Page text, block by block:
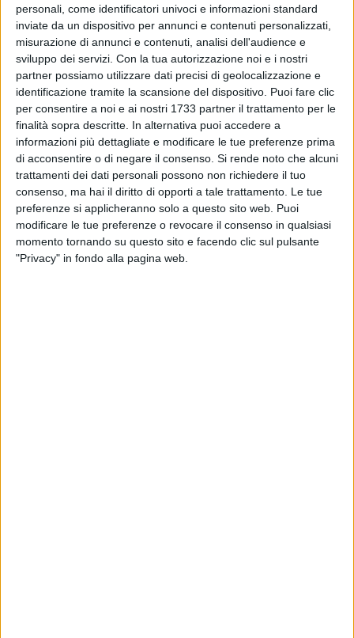
personali, come identificatori univoci e informazioni standard
inviate da un dispositivo per annunci e contenuti personalizzati,
misurazione di annunci e contenuti, analisi dell'audience e
sviluppo dei servizi. Con la tua autorizzazione noi e i nostri
partner possiamo utilizzare dati precisi di geolocalizzazione e
identificazione tramite la scansione del dispositivo. Puoi fare clic
per consentire a noi e ai nostri 1733 partner il trattamento per le
finalità sopra descritte. In alternativa puoi accedere a
informazioni più dettagliate e modificare le tue preferenze prima
di acconsentire o di negare il consenso. Si rende noto che alcuni
trattamenti dei dati personali possono non richiedere il tuo
consenso, ma hai il diritto di opporti a tale trattamento. Le tue
preferenze si applicheranno solo a questo sito web. Puoi
modificare le tue preferenze o revocare il consenso in qualsiasi
momento tornando su questo sito e facendo clic sul pulsante
"Privacy" in fondo alla pagina web.
Una grande festa dell'arte si terrà a Trani il 16 e 17 agosto
con l'Heart Festival, progetto di sostenibilità delle arti e degli
artisti emergenti promosso dal circolo Hastarci di Trani. Le
due serate ospiteranno una line up musicale di ottimo livello
con ospiti eccezionali che passeranno da Trani nell'anno in
cui celebrano i 30 anni di carriera tra rock e fumetti: i Tre
Allegri Ragazzi morti. Saranno loro sul palco il 16 agosto
con Ta Ga Da, Cristiano Cosa e Konbini Klan mentre la
seconda serata, il 17 agosto, vedrà sul palco Delicatoni,
Yosh Whale, Ponzio Pilates e Guatemala.
I concerti si terranno nell'area antistante l'ex Monastero di
Santa Maria di Colonna a Trani ed i biglietti per l'accesso per